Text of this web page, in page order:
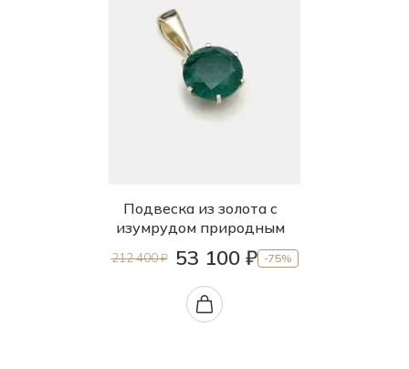
Подвеска из золота с
изумрудом природным
212 400 ₽ 53 100 ₽ -75%